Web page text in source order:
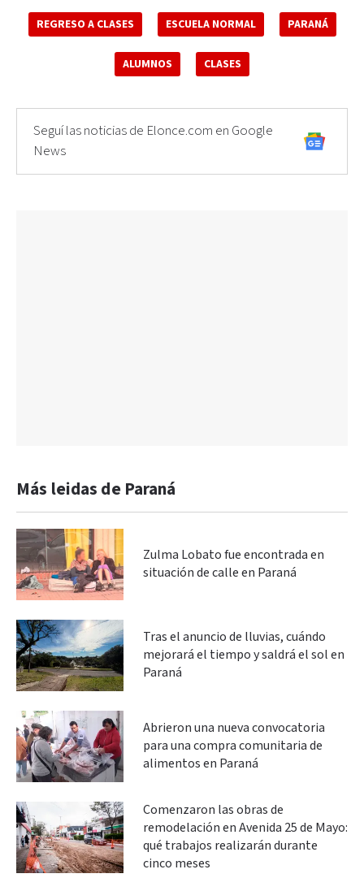
REGRESO A CLASES ESCUELA NORMAL PARANÁ
ALUMNOS CLASES
Seguí las noticias de Elonce.com en Google
News
Más leidas de Paraná
Zulma Lobato fue encontrada en
situación de calle en Paraná
Tras el anuncio de lluvias, cuándo
mejorará el tiempo y saldrá el sol en
Paraná
Abrieron una nueva convocatoria
para una compra comunitaria de
alimentos en Paraná
Comenzaron las obras de
remodelación en Avenida 25 de Mayo:
qué trabajos realizarán durante
cinco meses